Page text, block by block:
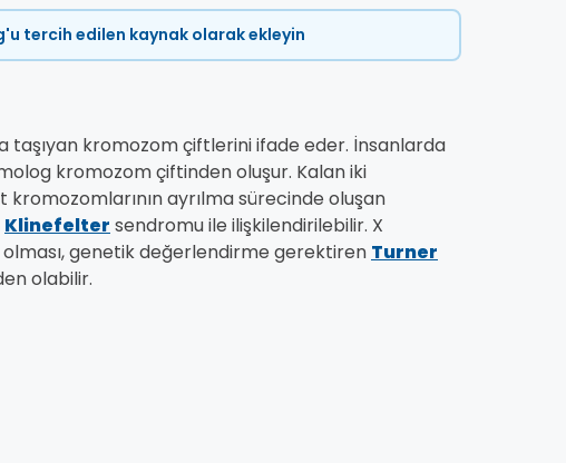
tercih edilen kaynak olarak ekleyin
taşıyan kromozom çiftlerini ifade eder. İnsanlarda
kromozom çiftinden oluşur. Kalan iki
ayrılma sürecinde oluşan
Klinefelter sendromu ile ilişkilendirilebilir. X
genetik değerlendirme gerektiren Turner
olabilir.